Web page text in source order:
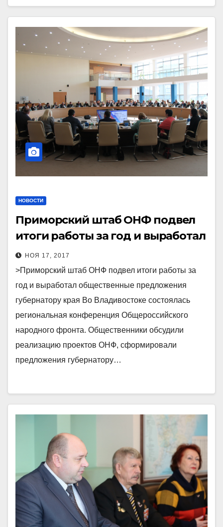
НОВОСТИ
Приморский штаб ОНФ подвел
итоги работы за год и выработал
общественные предложения
губернатору края
НОЯ 17, 2017
>Приморский штаб ОНФ подвел итоги работы за
год и выработал общественные предложения
губернатору края Во Владивостоке состоялась
региональная конференция Общероссийского
народного фронта. Общественники обсудили
реализацию проектов ОНФ, сформировали
предложения губернатору…